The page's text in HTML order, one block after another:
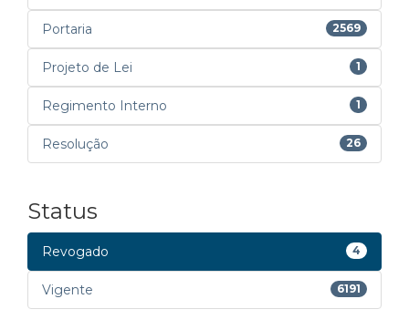
Portaria 2569
Projeto de Lei 1
Regimento Interno 1
Resolução 26
Status
Revogado 4
Vigente 6191